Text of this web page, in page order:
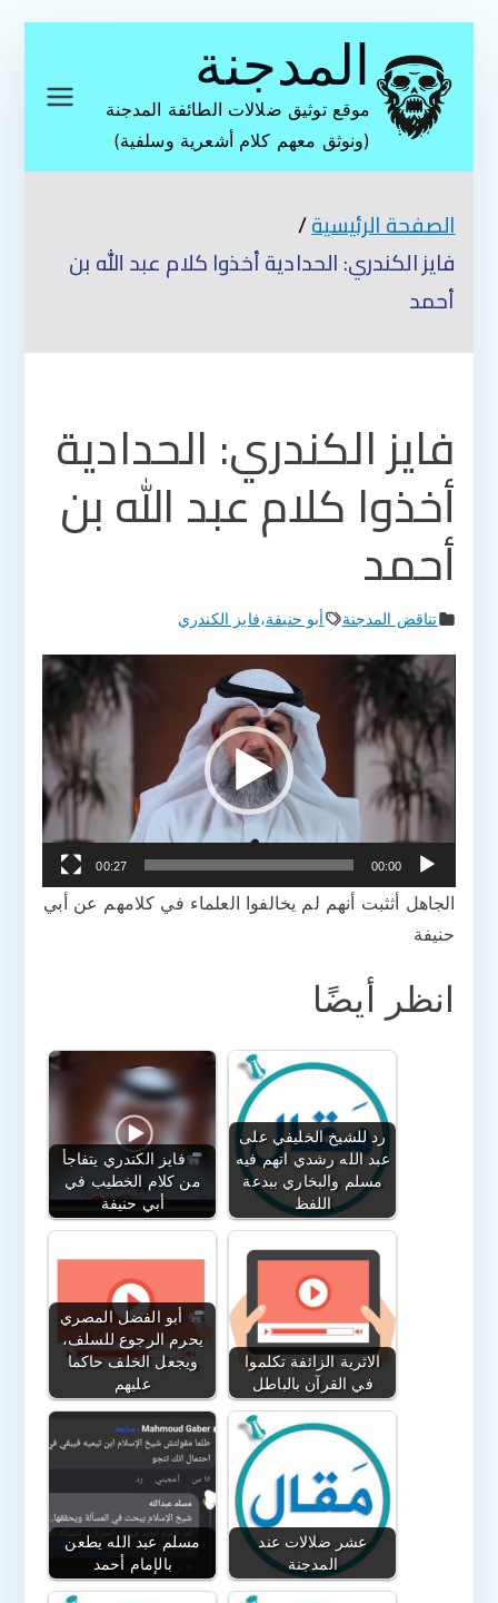
المحتوى
المدجنة
موقع توثيق ضلالات الطائفة المدجنة
(ونوثق معهم كلام أشعرية وسلفية)
الصفحة الرئيسية
فايز الكندري: الحدادية أخذوا كلام عبد الله بن
أحمد
فايز الكندري: الحدادية
أخذوا كلام عبد الله بن
أحمد
تناقض المدجنة أبو حنيفة،فايز الكندري
مشغل
الفيديو
00:00
00:27
الجاهل أثثبت أنهم لم يخالفوا العلماء في كلامهم عن أبي
حنيفة
انظر أيضًا
فايز الكندري يتفاجأ
من كلام الخطيب في
أبي حنيفة
رد للشيخ الخليفي على
عبد الله رشدي اتهم فيه
مسلم والبخاري ببدعة
اللفظ
أبو الفضل المصري
يحرم الرجوع للسلف،
ويجعل الخلف حاكما
عليهم
الاثرية الزائفة تكلموا
في القرآن بالباطل
مسلم عبد الله يطعن
بالإمام أحمد
عشر ضلالات عند
المدجنة